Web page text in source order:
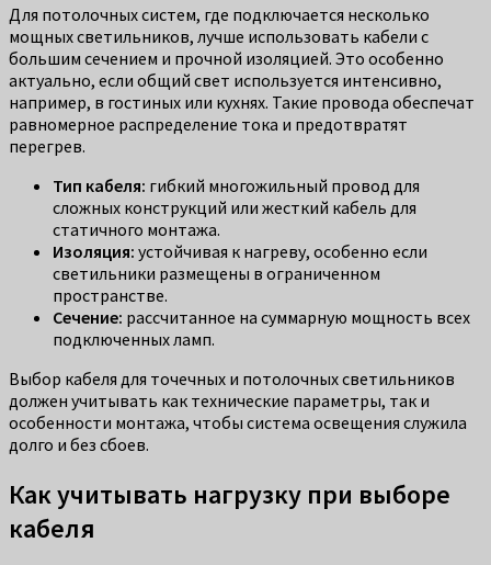
Для потолочных систем, где подключается несколько
мощных светильников, лучше использовать кабели с
большим сечением и прочной изоляцией. Это особенно
актуально, если общий свет используется интенсивно,
например, в гостиных или кухнях. Такие провода обеспечат
равномерное распределение тока и предотвратят
перегрев.
Тип кабеля: гибкий многожильный провод для
сложных конструкций или жесткий кабель для
статичного монтажа.
Изоляция: устойчивая к нагреву, особенно если
светильники размещены в ограниченном
пространстве.
Сечение: рассчитанное на суммарную мощность всех
подключенных ламп.
Выбор кабеля для точечных и потолочных светильников
должен учитывать как технические параметры, так и
особенности монтажа, чтобы система освещения служила
долго и без сбоев.
Как учитывать нагрузку при выборе
кабеля